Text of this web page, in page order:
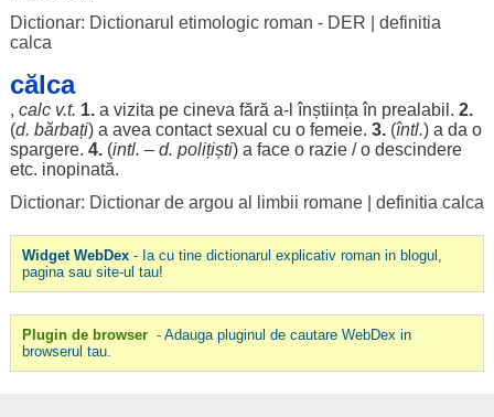
Dictionar: Dictionarul etimologic roman - DER
definitia
calca
călca
, calcv.t. 1.a vizita pe cineva fără a-lînștiința în prealabil . 2.
(d. bărbați) a avea contact sexual cu o femeie. 3.(întl.) a da o
spargere. 4.(intl. – d. polițiști) a faceo razie/ o descindere
etc. inopinată.
Dictionar: Dictionar de argou al limbii romane| definitia calca
Widget WebDex- Ia cu tine dictionarul explicativ roman in blogul,
pagina sau site-ul tau!
Plugin de browser - Adauga pluginul de cautare WebDex in
browserul tau.